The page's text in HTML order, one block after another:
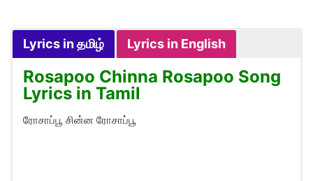
Lyrics in தமிழ் Lyrics in English
Rosapoo Chinna Rosapoo Song
Lyrics in Tamil
ரோசாப்பூ சின்ன ரோசாப்பூ